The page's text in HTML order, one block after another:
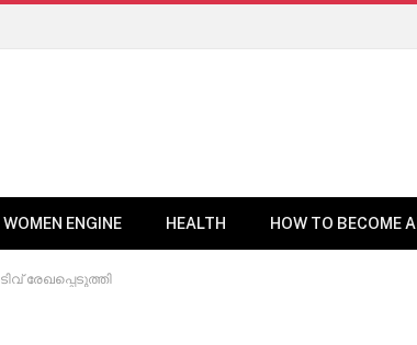
WOMEN ENGINE HEALTH HOW TO BECOME
രേഖപ്പെടുത്തി